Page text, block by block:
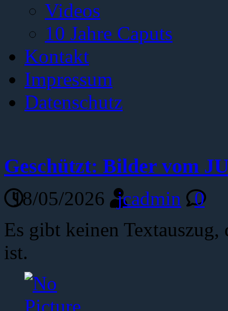
Videos
10 Jahre Caputs
Kontakt
Impressum
Datenschutz
Geschützt: Bilder vom
18/05/2026 jcadmin
0
Es gibt keinen
ist.